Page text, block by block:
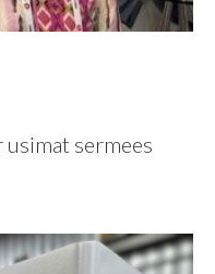
usimat sermees